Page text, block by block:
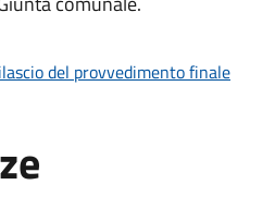
del provvedimento finale